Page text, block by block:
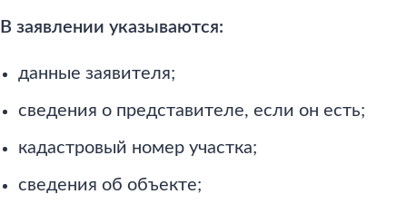
В заявлении указываются:
данные заявителя;
сведения о представителе, если он есть;
кадастровый номер участка;
сведения об объекте;